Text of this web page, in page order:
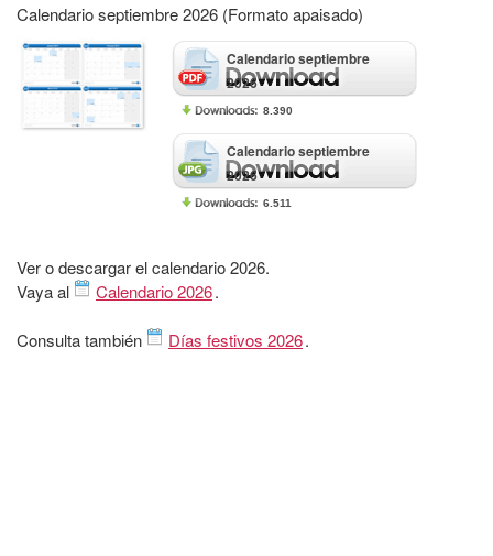
Calendario septiembre 2026 (Formato apaisado)
Calendario septiembre
2026
8.390
Calendario septiembre
2026
6.511
Ver o descargar el calendario 2026.
Vaya al
Calendario 2026.
Consulta también Días festivos 2026.